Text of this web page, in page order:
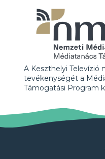
A Keszthelyi Televízió
tevékenységét a
Támogatási Program